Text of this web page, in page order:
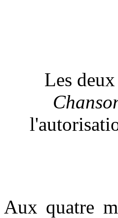
Les
Aux quatre